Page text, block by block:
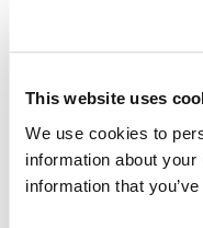
This website uses
We use cookies to
information about
information that